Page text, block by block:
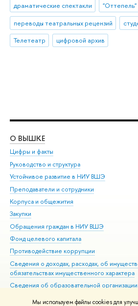
Мы используем файлы cookies для
драматические спектакли
"Оттепель"
переводы театральных рецензий
Телетеатр
цифровой архив
О ВЫШКЕ
Цифры и факты
Руководство и структура
Устойчивое развитие в НИУ ВШЭ
Преподаватели и сотрудники
Корпуса и общежития
Закупки
Обращения граждан в НИУ ВШЭ
Фонд целевого капитала
Противодействие коррупции
Сведения о доходах, расходах, об
обязательствах имущественного характера
Сведения об образовательной организации
Людям с ограниченными возможностями